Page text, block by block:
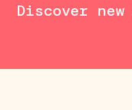
Discover